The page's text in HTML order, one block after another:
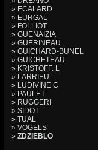
» ECALARD
» EURGAL
» FOLLIOT
» GUENAIZIA
» GUERINEAU
» GUICHARD-BUNEL
» GUICHETEAU
» KRISTOFF. L
» LARRIEU
» LUDIVINE C
» PAULET
» RUGGERI
» SIDOT
» TUAL
» VOGELS
» ZDZIEBLO